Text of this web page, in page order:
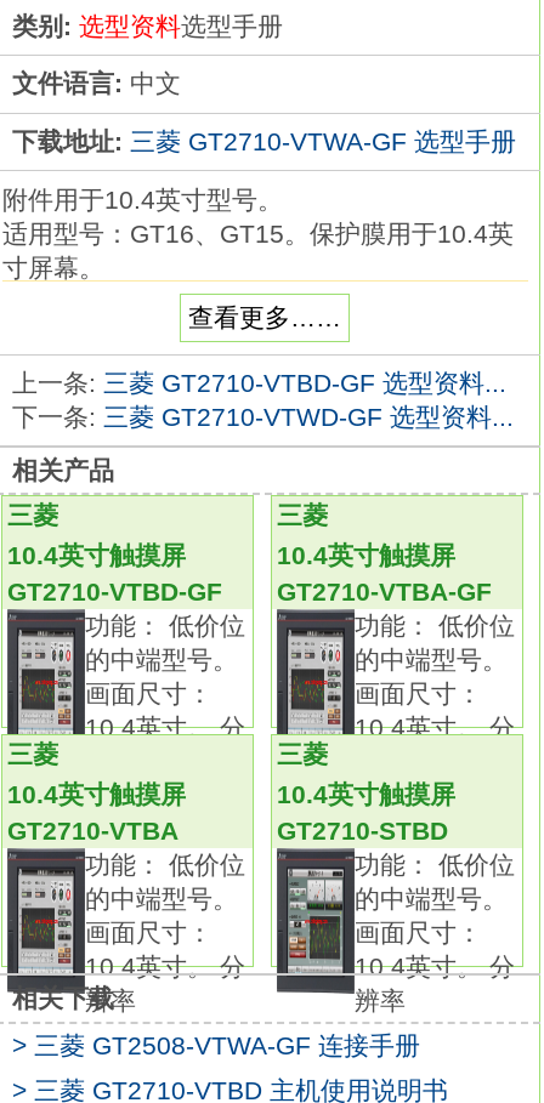
类别: 选型资料选型手册
文件语言: 中文
下载地址: 三菱 GT2710-VTWA-GF 选型手册
附件用于10.4英寸型号。
适用型号：GT16、GT15。保护膜用于10.4英
寸屏幕。
适用型号：GT15。系列介绍：具备多媒体和各
种先进特性及功能的高性能型号。
屏幕尺寸：10.4英寸。
显示颜色：256色或更多色彩。
安装类型：与多媒体及视频/RGB兼容。
分辨率：VGA（640×480点）GT2710-VTWA-
GF
显示设备：TFT彩色（高亮度、宽视角）。
主机架颜色：黑。
电源类型：AC100~240V。
通迅接口：带内置RS-422。
具备多媒体和各种先进特性及功能（包括嵌入
式通信功能）的高性能型号。
用户存储区容量：15MB（GT16__-VNB__：
11MB）。
含USB HOST和USB device端口。
标配以太网、RS-422/485和RS-232端口。
支持多媒体和视频/RGB单元。
采用模拟触控面板。
不要让触摸屏表面有水滴或其它软的东西粘在
表面，
否则触摸屏很容易错误认为有手触摸造成表面
声波屏不准。
查看更多……
上一条: 三菱 GT2710-VTBD-GF 选型资料...
下一条: 三菱 GT2710-VTWD-GF 选型资料...
相关产品
三菱
10.4英寸触摸屏
GT2710-VTBD-GF
功能： 低价位
的中端型号。
画面尺寸：
10.4英寸。 分
三菱
10.4英寸触摸屏
GT2710-VTBA-GF
功能： 低价位
的中端型号。
画面尺寸：
10.4英寸。 分
三菱
10.4英寸触摸屏
GT2710-VTBA
功能： 低价位
的中端型号。
画面尺寸：
10.4英寸。 分
辨率
三菱
10.4英寸触摸屏
GT2710-STBD
功能： 低价位
的中端型号。
画面尺寸：
10.4英寸。 分
辨率
相关下载
> 三菱 GT2508-VTWA-GF 连接手册
> 三菱 GT2710-VTBD 主机使用说明书